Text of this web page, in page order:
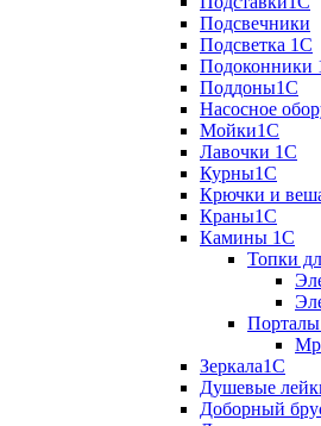
Подсвечники
Подсветка 1С
Подоконники
Поддоны1С
Насосное
Мойки1С
Лавочки 1С
Курны1С
Крючки и
Краны1С
Камины 1C
Топки
Зеркала1С
Душевые
Доборный